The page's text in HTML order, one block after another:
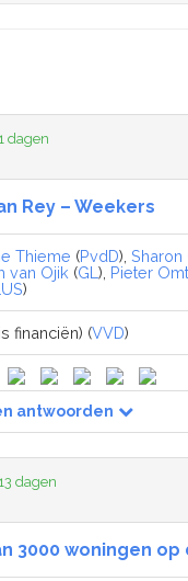
1 dagen
Rey – Weekers
Thieme (PvdD), Sharon
van Ojik (GL ), Pieter
)
financiën) (VVD)
antwoorden
13 dagen
3000 woningen op